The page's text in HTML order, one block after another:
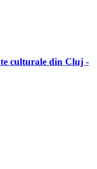
culturale din Cluj -